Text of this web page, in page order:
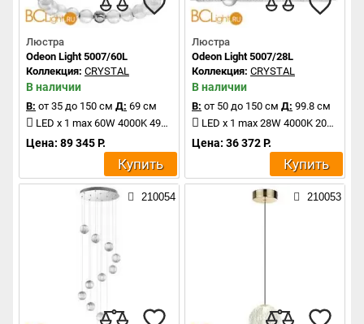
Люстра
Odeon Light 5007/60L
Коллекция: CRYSTAL
В наличии
В: от 35 до 150 см Д: 69 см
LED x 1 max 60W 4000K 4987Lm
Цена: 89 345 Р.
Купить
Люстра
Odeon Light 5007/28L
Коллекция: CRYSTAL
В наличии
В: от 50 до 150 см Д: 99.8 см
LED x 1 max 28W 4000K 2089Lm
Цена: 36 372 Р.
Купить
210054 210053